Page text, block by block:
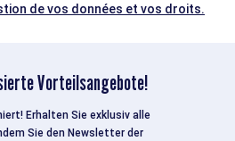
de vos données et vos droits.
Vorteilsangebote!
Erhalten Sie exklusiv alle
Sie den Newsletter der